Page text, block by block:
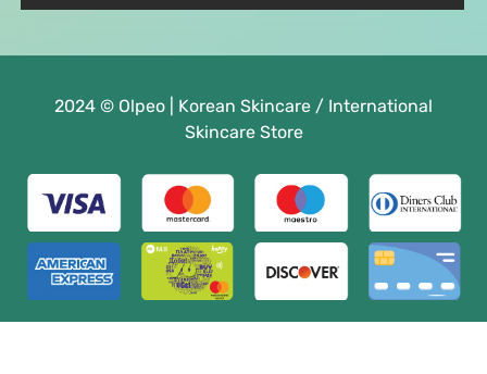
2024 © Olpeo | Korean Skincare / International
Skincare Store